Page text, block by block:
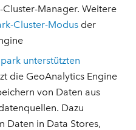
Cluster-Manager. Weitere
Cluster-Modus der
unterstützten
die GeoAnalytics Engine
von Daten aus
Dazu
Daten in Data Stores,